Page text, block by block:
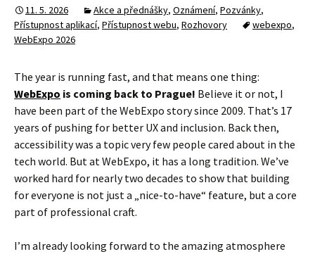
11. 5. 2026 Akce a přednášky, Oznámení, Pozvánky,
Přístupnost aplikací, Přístupnost webu, Rozhovory webexpo,
WebExpo 2026
The year is running fast, and that means one thing:
WebExpo is coming back to Prague! Believe it or not, I
have been part of the WebExpo story since 2009. That’s 17
years of pushing for better UX and inclusion. Back then,
accessibility was a topic very few people cared about in the
tech world. But at WebExpo, it has a long tradition. We’ve
worked hard for nearly two decades to show that building
for everyone is not just a „nice-to-have“ feature, but a core
part of professional craft.
I’m already looking forward to the amazing atmosphere